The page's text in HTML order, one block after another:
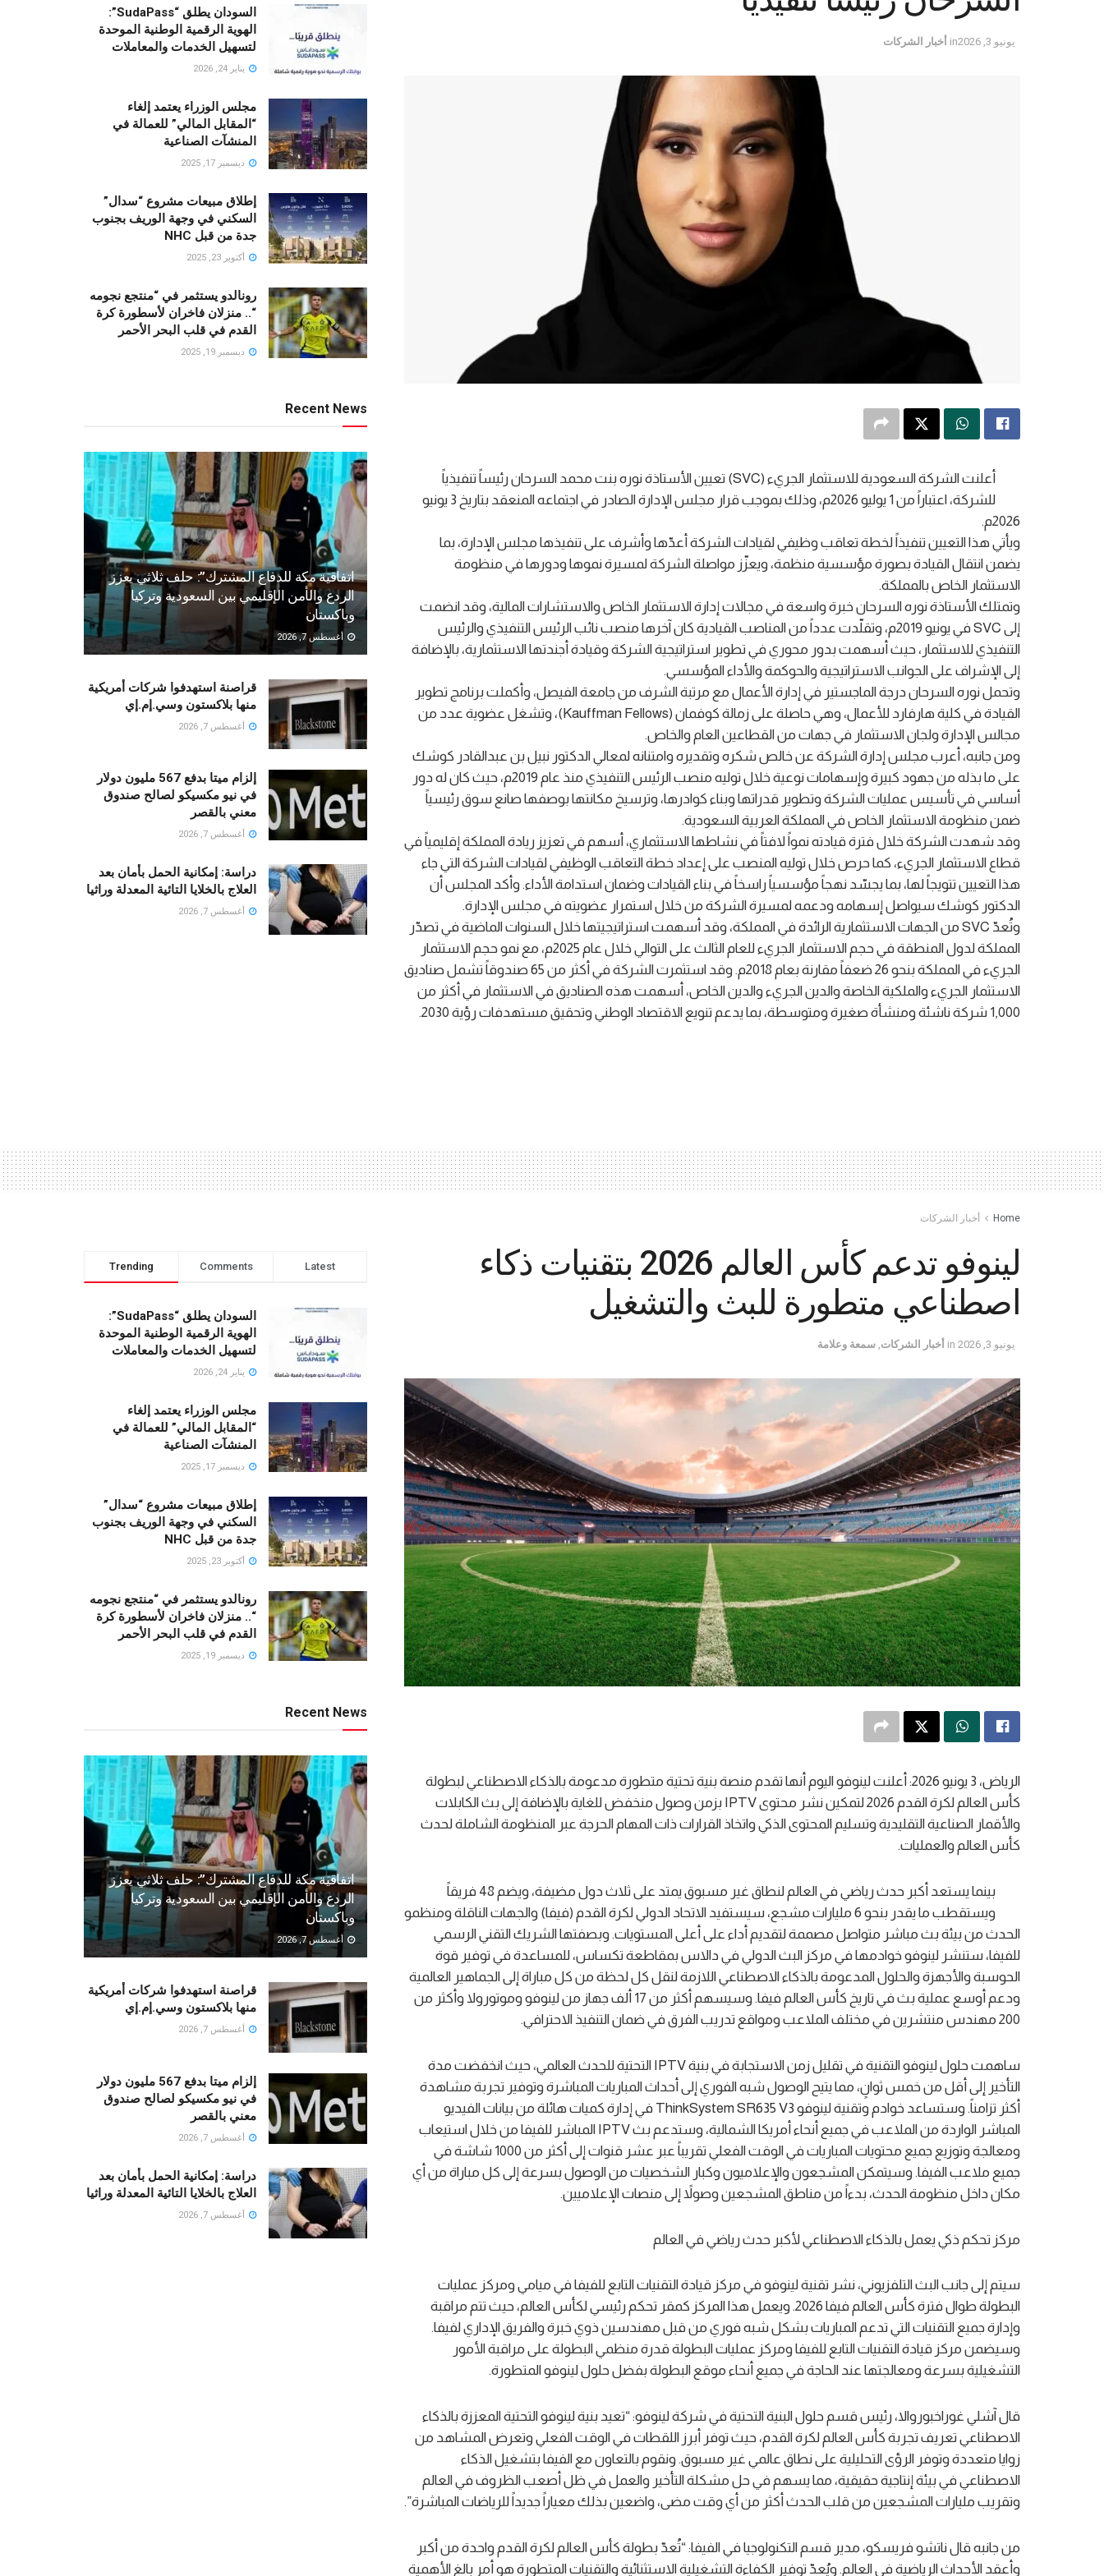
يونيو 3, 2026 in أخبار الشركات
أعلنت الشركة السعودية للاستثمار الجريء (SVC) تعيين الأستاذة نوره بنت محمد السرحان رئيساً تنفيذياً
للشركة، اعتباراً من 1 يوليو 2026م، وذلك بموجب قرار مجلس الإدارة الصادر في اجتماعه المنعقد بتاريخ 3 يونيو
2026م.
ويأتي هذا التعيين تنفيذاً لخطة تعاقب وظيفي لقيادات الشركة أعدّها وأشرف على تنفيذها مجلس الإدارة، بما
يضمن انتقال القيادة بصورة مؤسسية منظمة، ويعزّز مواصلة الشركة لمسيرة نموها ودورها في منظومة
الاستثمار الخاص بالمملكة.
وتمتلك الأستاذة نوره السرحان خبرة واسعة في مجالات إدارة الاستثمار الخاص والاستشارات المالية، وقد انضمت
إلى SVC في يونيو 2019م، وتقلّدت عدداً من المناصب القيادية كان آخرها منصب نائب الرئيس التنفيذي والرئيس
التنفيذي للاستثمار، حيث أسهمت بدور محوري في تطوير استراتيجية الشركة وقيادة أجندتها الاستثمارية، بالإضافة
إلى الإشراف على الجوانب الاستراتيجية والحوكمة والأداء المؤسسي.
وتحمل نوره السرحان درجة الماجستير في إدارة الأعمال مع مرتبة الشرف من جامعة الفيصل، وأكملت برنامج تطوير
القيادة في كلية هارفارد للأعمال، وهي حاصلة على زمالة كوفمان (Kauffman Fellows)، وتشغل عضوية عدد من
مجالس الإدارة ولجان الاستثمار في جهات من القطاعين العام والخاص.
ومن جانبه، أعرب مجلس إدارة الشركة عن خالص شكره وتقديره وامتنانه لمعالي الدكتور نبيل بن عبدالقادر كوشك
على ما بذله من جهود كبيرة وإسهامات نوعية خلال توليه منصب الرئيس التنفيذي منذ عام 2019م، حيث كان له دور
أساسي في تأسيس عمليات الشركة وتطوير قدراتها وبناء كوادرها، وترسيخ مكانتها بوصفها صانع سوق رئيسياً
ضمن منظومة الاستثمار الخاص في المملكة العربية السعودية.
وقد شهدت الشركة خلال فترة قيادته نمواً لافتاً في نشاطها الاستثماري، أسهم في تعزيز ريادة المملكة إقليمياً في
قطاع الاستثمار الجريء، كما حرص خلال توليه المنصب على إعداد خطة التعاقب الوظيفي لقيادات الشركة التي جاء
هذا التعيين تتويجاً لها، بما يجسّد نهجاً مؤسسياً راسخاً في بناء القيادات وضمان استدامة الأداء. وأكد المجلس أن
الدكتور كوشك سيواصل إسهامه ودعمه لمسيرة الشركة من خلال استمرار عضويته في مجلس الإدارة.
وتُعدّ SVC من الجهات الاستثمارية الرائدة في المملكة، وقد أسهمت استراتيجيتها خلال السنوات الماضية في تصدّر
المملكة لدول المنطقة في حجم الاستثمار الجريء للعام الثالث على التوالي خلال عام 2025م، مع نمو حجم الاستثمار
الجريء في المملكة بنحو 26 ضعفاً مقارنة بعام 2018م. وقد استثمرت الشركة في أكثر من 65 صندوقاً تشمل صناديق
الاستثمار الجريء والملكية الخاصة والدين الجريء والدين الخاص، أسهمت هذه الصناديق في الاستثمار في أكثر من
1,000 شركة ناشئة ومنشأة صغيرة ومتوسطة، بما يدعم تنويع الاقتصاد الوطني وتحقيق مستهدفات رؤية 2030.
السودان يطلق “SudaPass”:
الهوية الرقمية الوطنية الموحدة
لتسهيل الخدمات والمعاملات
يناير 24, 2026
مجلس الوزراء يعتمد إلغاء
“المقابل المالي” للعمالة في
المنشآت الصناعية
ديسمبر 17, 2025
إطلاق مبيعات مشروع “سدال”
السكني في وجهة الوريف بجنوب
جدة من قبل NHC
أكتوبر 23, 2025
رونالدو يستثمر في “منتجع نجومه
“.. منزلان فاخران لأسطورة كرة
القدم في قلب البحر الأحمر
ديسمبر 19, 2025
Recent News
اتفاقية مكة للدفاع المشترك”: حلف ثلاثي يعزز
الردع والأمن الإقليمي بين السعودية وتركيا
وباكستان
أغسطس 7, 2026
قراصنة استهدفوا شركات أمريكية
منها بلاكستون وسي.إم.إي
أغسطس 7, 2026
إلزام ميتا بدفع 567 مليون دولار
في نيو مكسيكو لصالح صندوق
معني بالقصر
أغسطس 7, 2026
دراسة: إمكانية الحمل بأمان بعد
العلاج بالخلايا التائية المعدلة وراثيا
أغسطس 7, 2026
Home أخبار الشركات
لينوفو تدعم كأس العالم 2026 بتقنيات ذكاء
اصطناعي متطورة للبث والتشغيل
يونيو 3, 2026 in أخبار الشركات, سمعة وعلامة
الرياض، 3 يونيو 2026: أعلنت لينوفو اليوم أنها تقدم منصة بنية تحتية متطورة مدعومة بالذكاء الاصطناعي لبطولة
كأس العالم لكرة القدم 2026 لتمكين نشر محتوى IPTV بزمن وصول منخفض للغاية بالإضافة إلى بث الكابلات
والأقمار الصناعية التقليدية وتسليم المحتوى الذكي واتخاذ القرارات ذات المهام الحرجة عبر المنظومة الشاملة لحدث
كأس العالم والعمليات.
بينما يستعد أكبر حدث رياضي في العالم لنطاق غير مسبوق يمتد على ثلاث دول مضيفة، ويضم 48 فريقاً
ويستقطب ما يقدر بنحو 6 مليارات مشجع، سيستفيد الاتحاد الدولي لكرة القدم (فيفا) والجهات الناقلة ومنظمو
الحدث من بيئة بث مباشر متواصل مصممة لتقديم أداء على أعلى المستويات. وبصفتها الشريك التقني الرسمي
للفيفا، ستنشر لينوفو خوادمها في مركز البث الدولي في دالاس بمقاطعة تكساس، للمساعدة في توفير قوة
الحوسبة والأجهزة والحلول المدعومة بالذكاء الاصطناعي اللازمة لنقل كل لحظة من كل مباراة إلى الجماهير العالمية
ودعم أوسع عملية بث في تاريخ كأس العالم فيفا. وسيسهم أكثر من 17 ألف جهاز من لينوفو وموتورولا وأكثر من
200 مهندس منتشرين في مختلف الملاعب ومواقع تدريب الفرق في ضمان التنفيذ الاحترافي.
ساهمت حلول لينوفو التقنية في تقليل زمن الاستجابة في بنية IPTV التحتية للحدث العالمي، حيث انخفضت مدة
التأخير إلى أقل من خمس ثوانٍ، مما يتيح الوصول شبه الفوري إلى أحداث المباريات المباشرة وتوفير تجربة مشاهدة
أكثر تزامناً. وستساعد خوادم وتقنية لينوفو ThinkSystem SR635 V3 في إدارة كميات هائلة من بيانات الفيديو
المباشر الواردة من الملاعب في جميع أنحاء أمريكا الشمالية، وستدعم بث IPTV المباشر للفيفا من خلال استيعاب
ومعالجة وتوزيع جميع محتويات المباريات في الوقت الفعلي تقريباً عبر عشر قنوات إلى أكثر من 1000 شاشة في
جميع ملاعب الفيفا. وسيتمكن المشجعون والإعلاميون وكبار الشخصيات من الوصول بسرعة إلى كل مباراة من أي
مكان داخل منظومة الحدث، بدءاً من مناطق المشجعين وصولاً إلى منصات الإعلاميين.
مركز تحكم ذكي يعمل بالذكاء الاصطناعي لأكبر حدث رياضي في العالم
سيتم إلى جانب البث التلفزيوني، نشر تقنية لينوفو في مركز قيادة التقنيات التابع للفيفا في ميامي ومركز عمليات
البطولة طوال فترة كأس العالم فيفا 2026. ويعمل هذا المركز كمقر تحكم رئيسي لكأس العالم، حيث تتم مراقبة
وإدارة جميع التقنيات التي تدعم المباريات بشكل شبه فوري من قبل مهندسين ذوي خبرة والفريق الإداري لفيفا.
وسيضمن مركز قيادة التقنيات التابع للفيفا ومركز عمليات البطولة قدرة منظمي البطولة على مراقبة الأمور
التشغيلية بسرعة ومعالجتها عند الحاجة في جميع أنحاء موقع البطولة بفضل حلول لينوفو المتطورة.
قال آشلي غوراخبوروالا، رئيس قسم حلول البنية التحتية في شركة لينوفو: “تعيد بنية لينوفو التحتية المعززة بالذكاء
الاصطناعي تعريف تجربة كأس العالم لكرة القدم، حيث توفر أبرز اللقطات في الوقت الفعلي وتعرض المشاهد من
زوايا متعددة وتوفر الرؤى التحليلية على نطاق عالمي غير مسبوق. ونقوم بالتعاون مع الفيفا بتشغيل الذكاء
الاصطناعي في بيئة إنتاجية حقيقية، مما يسهم في حل مشكلة التأخير والعمل في ظل أصعب الظروف في العالم
وتقريب مليارات المشجعين من قلب الحدث أكثر من أي وقت مضى، واضعين بذلك معياراً جديداً للرياضات المباشرة”.
من جانبه قال ناتشو فريسكو، مدير قسم التكنولوجيا في الفيفا: “تُعدّ بطولة كأس العالم لكرة القدم واحدة من أكبر
وأعقد الأحداث الرياضية في العالم. ويُعدّ توفير الكفاءة التشغيلية الاستثنائية والتقنيات المتطورة هو أمر بالغ الأهمية
Trending Comments Latest
السودان يطلق “SudaPass”:
الهوية الرقمية الوطنية الموحدة
لتسهيل الخدمات والمعاملات
يناير 24, 2026
مجلس الوزراء يعتمد إلغاء
“المقابل المالي” للعمالة في
المنشآت الصناعية
ديسمبر 17, 2025
إطلاق مبيعات مشروع “سدال”
السكني في وجهة الوريف بجنوب
جدة من قبل NHC
أكتوبر 23, 2025
رونالدو يستثمر في “منتجع نجومه
“.. منزلان فاخران لأسطورة كرة
القدم في قلب البحر الأحمر
ديسمبر 19, 2025
Recent News
اتفاقية مكة للدفاع المشترك”: حلف ثلاثي يعزز
الردع والأمن الإقليمي بين السعودية وتركيا
وباكستان
أغسطس 7, 2026
قراصنة استهدفوا شركات أمريكية
منها بلاكستون وسي.إم.إي
أغسطس 7, 2026
إلزام ميتا بدفع 567 مليون دولار
في نيو مكسيكو لصالح صندوق
معني بالقصر
أغسطس 7, 2026
دراسة: إمكانية الحمل بأمان بعد
العلاج بالخلايا التائية المعدلة وراثيا
أغسطس 7, 2026